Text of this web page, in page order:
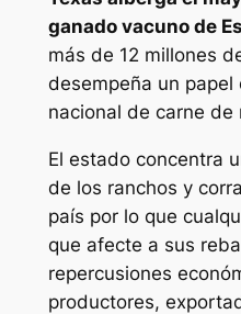
ganado vacuno de
más de 12 millones
desempeña un papel
nacional de carne de
El estado concentra
de los ranchos y
país por lo que
que afecte a sus
repercusiones
productores,